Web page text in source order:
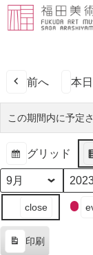
前へ 本日
この期間内に予定
グリッド
表
示
示
月
年
ン
close
印刷